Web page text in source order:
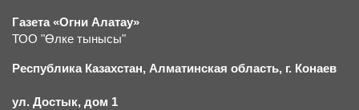
Газета «Огни Алатау»
ТОО "Өлке тынысы"
Республика Казахстан, Алматинская область, г. Конаев
ул. Достык, дом 1